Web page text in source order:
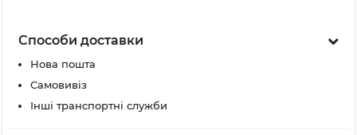
Способи доставки
Нова пошта
Самовивіз
Інші транспортні служби